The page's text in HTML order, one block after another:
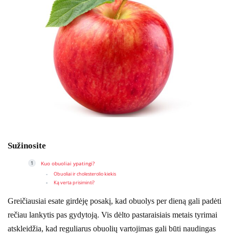
Sužinosite
Kuo obuoliai ypatingi?
Obuoliai ir cholesterolio kiekis
Ką verta prisiminti?
Greičiausiai esate girdėję posakį, kad obuolys per dieną gali padėti
rečiau lankytis pas gydytoją. Vis dėlto pastaraisiais metais tyrimai
atskleidžia, kad reguliarus obuolių vartojimas gali būti naudingas